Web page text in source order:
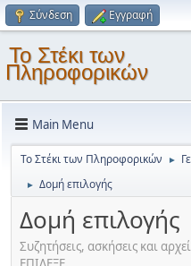
Σύνδεση Εγγραφή
Το Στέκι των
Πληροφορικών
Main Menu
Το Στέκι των Πληροφορικών ►
► Δομή επιλογής
Δομή επιλογής
Συζητήσεις, ασκήσεις και